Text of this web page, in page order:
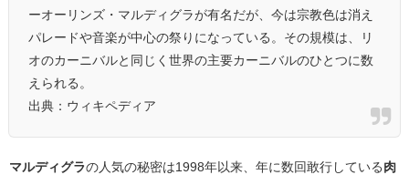
ーオーリンズ・マルディグラが有名だが、今は宗教色は消え
パレードや音楽が中心の祭りになっている。その規模は、リ
オのカーニバルと同じく世界の主要カーニバルのひとつに数
えられる。
出典：ウィキペディア
マルディグラの人気の秘密は1998年以来、年に数回敢行している 肉